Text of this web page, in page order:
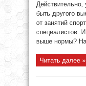
быть другого
от занятий
специалистов.
выше нормы?
Читать далее »